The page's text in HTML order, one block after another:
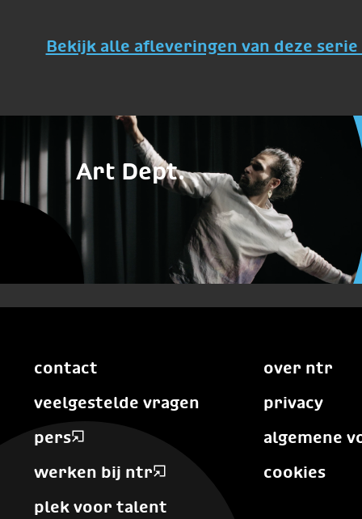
Bekijk alle afleveringen van deze
Art Dept.
contact
veelgestelde vragen
pers
werken bij ntr
plek voor talent
over ntr
privacy
algemene
cookies